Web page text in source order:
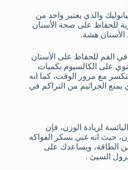
والذي يعتبر واحد من
للحفاظ على صحة الأسنان
هشة.
في الفم للحفاظ على الأسنان
على الكالسيوم بكميات
مع مرور الوقت، كما انه
الجراثيم من التراكم في
لزيادة الوزن، فإن
حيث انه غني بسكر الفواكه
الطاقة، ويساعدك على
السيئ .